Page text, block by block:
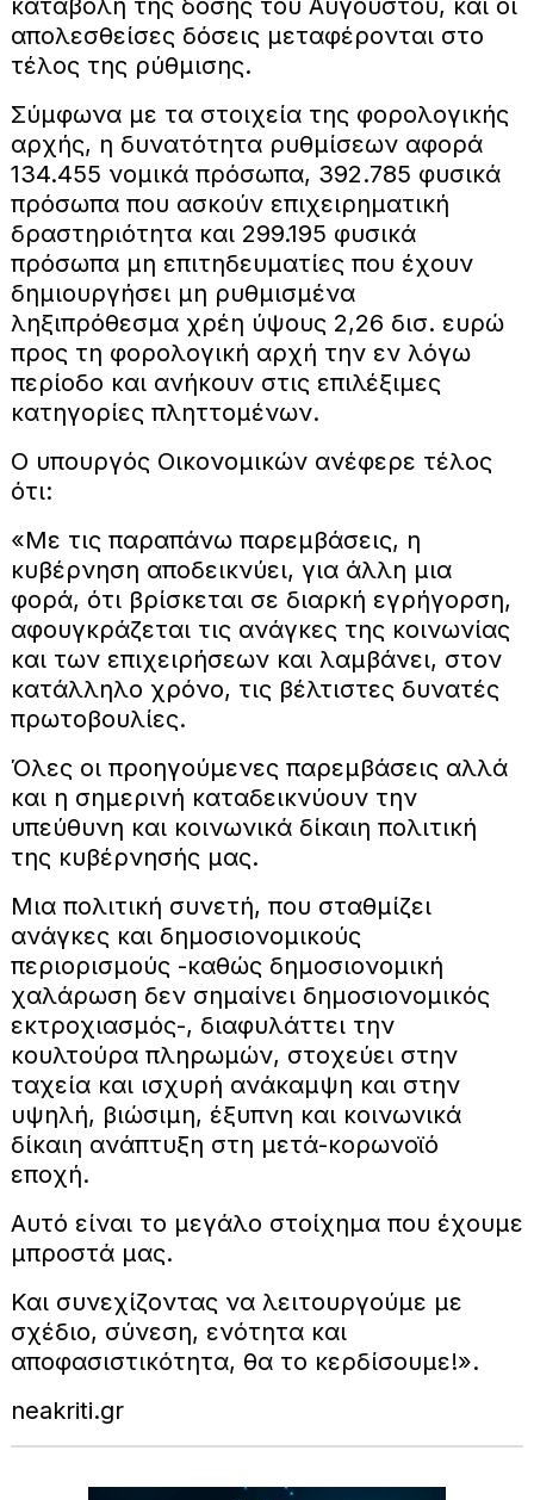
απολεσθείσες δόσεις μεταφέρονται στο
τέλος της ρύθμισης.
Σύμφωνα με τα στοιχεία της φορολογικής
αρχής, η δυνατότητα ρυθμίσεων αφορά
134.455 νομικά πρόσωπα, 392.785 φυσικά
πρόσωπα που ασκούν επιχειρηματική
δραστηριότητα και 299.195 φυσικά
πρόσωπα μη επιτηδευματίες που έχουν
δημιουργήσει μη ρυθμισμένα
ληξιπρόθεσμα χρέη ύψους 2,26 δισ. ευρώ
προς τη φορολογική αρχή την εν λόγω
περίοδο και ανήκουν στις επιλέξιμες
κατηγορίες πληττομένων.
Ο υπουργός Οικονομικών ανέφερε τέλος
ότι:
«Με τις παραπάνω παρεμβάσεις, η
κυβέρνηση αποδεικνύει, για άλλη μια
φορά, ότι βρίσκεται σε διαρκή εγρήγορση,
αφουγκράζεται τις ανάγκες της κοινωνίας
και των επιχειρήσεων και λαμβάνει, στον
κατάλληλο χρόνο, τις βέλτιστες δυνατές
πρωτοβουλίες.
Όλες οι προηγούμενες παρεμβάσεις αλλά
και η σημερινή καταδεικνύουν την
υπεύθυνη και κοινωνικά δίκαιη πολιτική
της κυβέρνησής μας.
Μια πολιτική συνετή, που σταθμίζει
ανάγκες και δημοσιονομικούς
περιορισμούς -καθώς δημοσιονομική
χαλάρωση δεν σημαίνει δημοσιονομικός
εκτροχιασμός-, διαφυλάττει την
κουλτούρα πληρωμών, στοχεύει στην
ταχεία και ισχυρή ανάκαμψη και στην
υψηλή, βιώσιμη, έξυπνη και κοινωνικά
δίκαιη ανάπτυξη στη μετά-κορωνοϊό
εποχή.
Αυτό είναι το μεγάλο στοίχημα που έχουμε
μπροστά μας.
Και συνεχίζοντας να λειτουργούμε με
σχέδιο, σύνεση, ενότητα και
αποφασιστικότητα, θα το κερδίσουμε!».
neakriti.gr